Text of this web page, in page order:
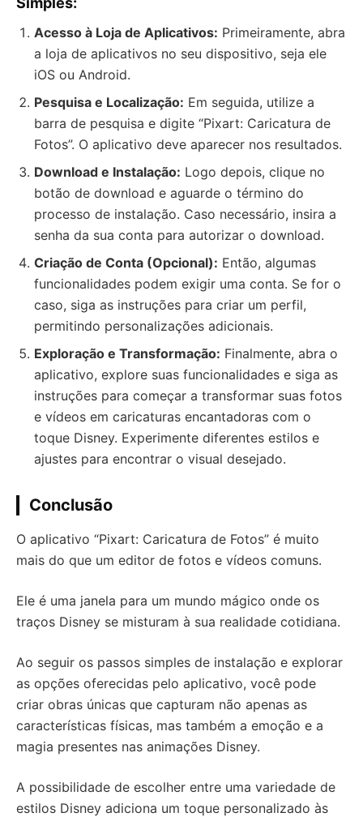
Acesso à Loja de Aplicativos: Primeiramente, abra
a loja de aplicativos no seu dispositivo, seja ele
iOS ou Android.
Pesquisa e Localização: Em seguida, utilize a
barra de pesquisa e digite “Pixart: Caricatura de
Fotos”. O aplicativo deve aparecer nos resultados.
Download e Instalação: Logo depois, clique no
botão de download e aguarde o término do
processo de instalação. Caso necessário, insira a
senha da sua conta para autorizar o download.
Criação de Conta (Opcional): Então, algumas
funcionalidades podem exigir uma conta. Se for o
caso, siga as instruções para criar um perfil,
permitindo personalizações adicionais.
Exploração e Transformação: Finalmente, abra o
aplicativo, explore suas funcionalidades e siga as
instruções para começar a transformar suas fotos
e vídeos em caricaturas encantadoras com o
toque Disney. Experimente diferentes estilos e
ajustes para encontrar o visual desejado.
Conclusão
O aplicativo “Pixart: Caricatura de Fotos” é muito
mais do que um editor de fotos e vídeos comuns.
Ele é uma janela para um mundo mágico onde os
traços Disney se misturam à sua realidade cotidiana.
Ao seguir os passos simples de instalação e explorar
as opções oferecidas pelo aplicativo, você pode
criar obras únicas que capturam não apenas as
características físicas, mas também a emoção e a
magia presentes nas animações Disney.
A possibilidade de escolher entre uma variedade de
estilos Disney adiciona um toque personalizado às